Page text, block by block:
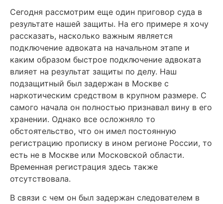
Сегодня рассмотрим еще один приговор суда в
результате нашей защиты. На его примере я хочу
рассказать, насколько важным является
подключение адвоката на начальном этапе и
каким образом быстрое подключение адвоката
влияет на результат защиты по делу. Наш
подзащитный был задержан в Москве с
наркотическим средством в крупном размере. С
самого начала он полностью признавал вину в его
хранении. Однако все осложняло то
обстоятельство, что он имел постоянную
регистрацию прописку в ином регионе России, то
есть не в Москве или Московской области.
Временная регистрация здесь также
отсутствовала.
В связи с чем он был задержан следователем в